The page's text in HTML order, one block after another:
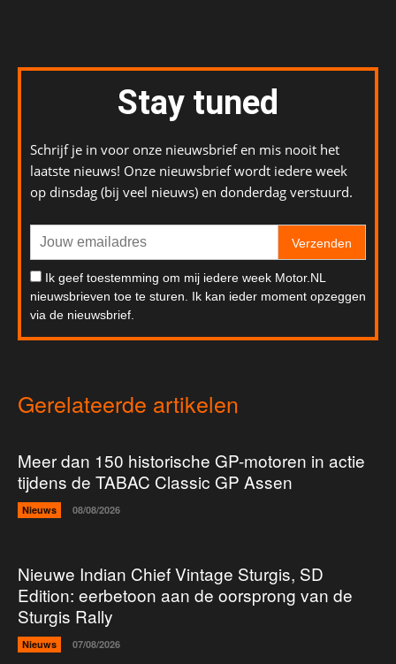
Stay tuned
Schrijf je in voor onze nieuwsbrief en mis nooit het
laatste nieuws! Onze nieuwsbrief wordt iedere week
op dinsdag (bij veel nieuws) en donderdag verstuurd.
Verzenden
Ik geef toestemming om mij iedere week Motor.NL
nieuwsbrieven toe te sturen. Ik kan ieder moment opzeggen
via de nieuwsbrief.
Gerelateerde artikelen
Meer dan 150 historische GP-motoren in actie
tijdens de TABAC Classic GP Assen
Nieuws 08/08/2026
Nieuwe Indian Chief Vintage Sturgis, SD
Edition: eerbetoon aan de oorsprong van de
Sturgis Rally
Nieuws 07/08/2026